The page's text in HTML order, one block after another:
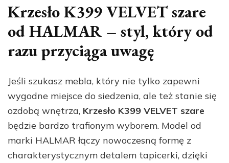
Krzesło K399 VELVET szare
od HALMAR – styl, który od
razu przyciąga uwagę
Jeśli szukasz mebla, który nie tylko zapewni
wygodne miejsce do siedzenia, ale też stanie się
ozdobą wnętrza, Krzesło K399 VELVET szare
będzie bardzo trafionym wyborem. Model od
marki HALMAR łączy nowoczesną formę z
charakterystycznym detalem tapicerki, dzięki